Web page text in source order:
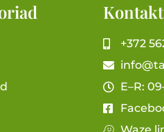
+372
E–R: